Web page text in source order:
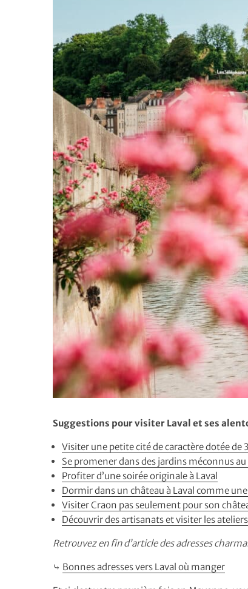
Suggestions pour visiter Laval et ses
Visiter une petite cité de caractère dotée de
Se promener dans des jardins méconnus
Profiter d’une soirée originale à Laval
Dormir dans un château à Laval comme
Visiter Craon pas seulement pour son
Découvrir des artisanats et visiter les ateliers
Retrouvez en fin d’article des adresses
⤷ Bonnes adresses vers Laval où manger